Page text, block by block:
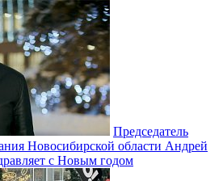
Председатель
Новосибирской области Андрей
с Новым годом